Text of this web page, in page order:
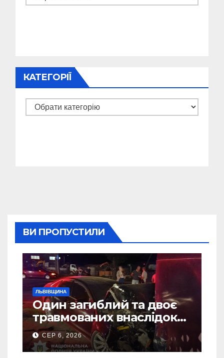
КАТЕГОРІЇ
Категорії
ВИ ПРОПУСТИЛИ
ЛЬВІВЩИНА
Один загиблий та двоє
травмованих внаслідок
ДТП на Самбірщині
СЕР 6, 2026